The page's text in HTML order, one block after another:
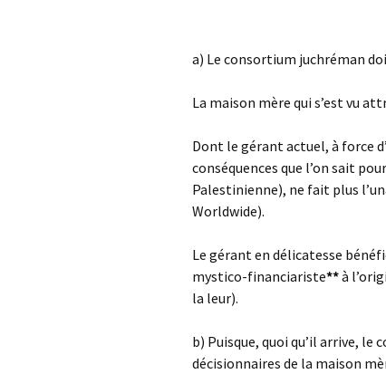
a) Le consortium juchréman
La maison mère qui s’est vu
Dont le gérant actuel, à force
conséquences que l’on sait
Palestinienne), ne fait plus
Worldwide).
Le gérant en délicatesse
mystico-financiariste**à
la leur).
b) Puisque, quoi qu’il arrive,
décisionnaires de la maison